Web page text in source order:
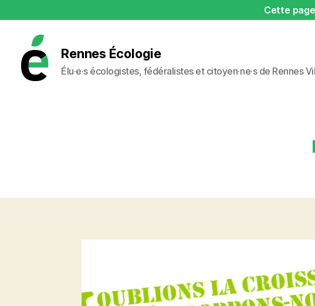
Cette
Rennes Écologie
Élu·e·s écologistes, fédéralistes et citoyen·ne·s de Rennes